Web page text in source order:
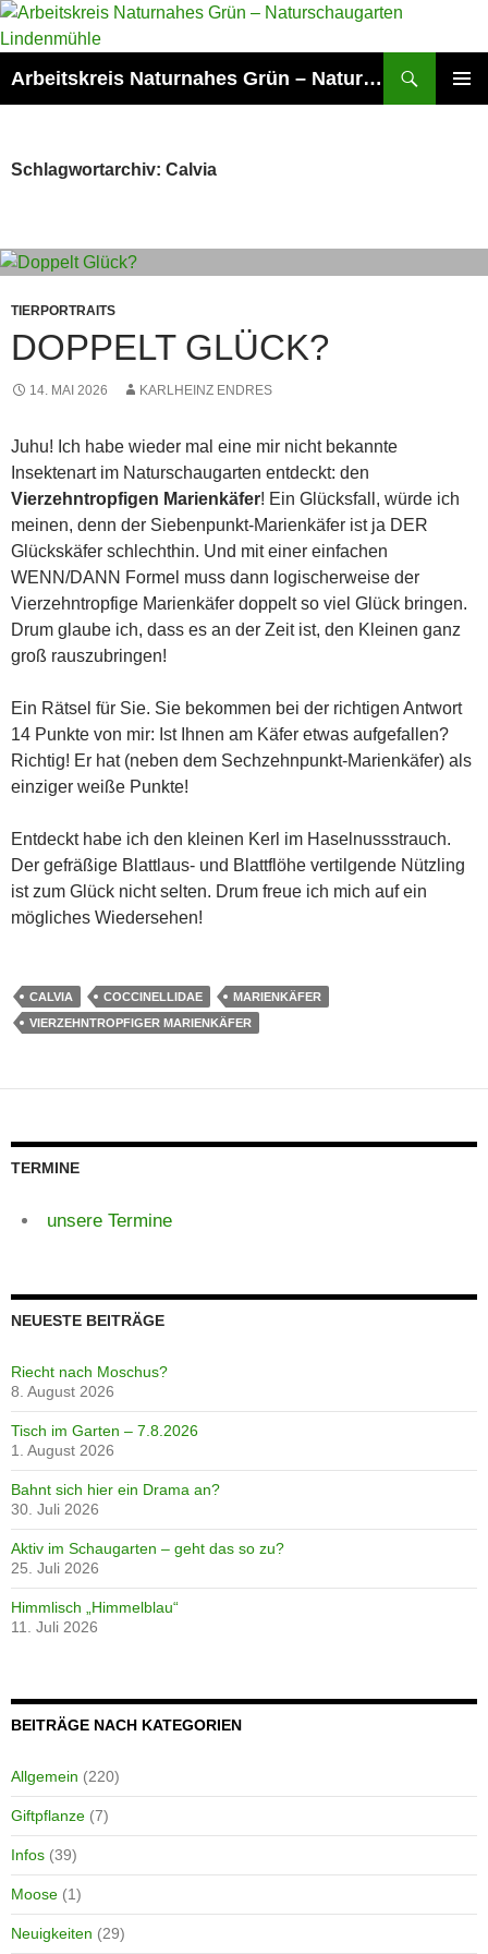
Zum
Inhalt
Arbeitskreis Naturnahes Grün – Naturschaugarten Lindenmühle
Schlagwortarchiv: Calvia
TIERPORTRAITS
DOPPELT GLÜCK?
14. MAI 2026 KARLHEINZ ENDRES
Juhu! Ich habe wieder mal eine mir nicht bekannte
Insektenart im Naturschaugarten entdeckt: den
Vierzehntropfigen Marienkäfer! Ein Glücksfall, würde ich
meinen, denn der Siebenpunkt-Marienkäfer ist ja DER
Glückskäfer schlechthin. Und mit einer einfachen
WENN/DANN Formel muss dann logischerweise der
Vierzehntropfige Marienkäfer doppelt so viel Glück bringen.
Drum glaube ich, dass es an der Zeit ist, den Kleinen ganz
groß rauszubringen!
Ein Rätsel für Sie. Sie bekommen bei der richtigen Antwort
14 Punkte von mir: Ist Ihnen am Käfer etwas aufgefallen?
Richtig! Er hat (neben dem Sechzehnpunkt-Marienkäfer) als
einziger weiße Punkte!
Entdeckt habe ich den kleinen Kerl im Haselnussstrauch.
Der gefräßige Blattlaus- und Blattflöhe vertilgende Nützling
ist zum Glück nicht selten. Drum freue ich mich auf ein
mögliches Wiedersehen!
CALVIA COCCINELLIDAE
MARIENKÄFER
VIERZEHNTROPFIGER MARIENKÄFER
TERMINE
unsere Termine
NEUESTE BEITRÄGE
Riecht nach Moschus?
8. August 2026
Tisch im Garten – 7.8.2026
1. August 2026
Bahnt sich hier ein Drama an?
30. Juli 2026
Aktiv im Schaugarten – geht das so zu?
25. Juli 2026
Himmlisch „Himmelblau“
11. Juli 2026
BEITRÄGE NACH KATEGORIEN
Allgemein (220)
Giftpflanze (7)
Infos (39)
Moose (1)
Neuigkeiten (29)